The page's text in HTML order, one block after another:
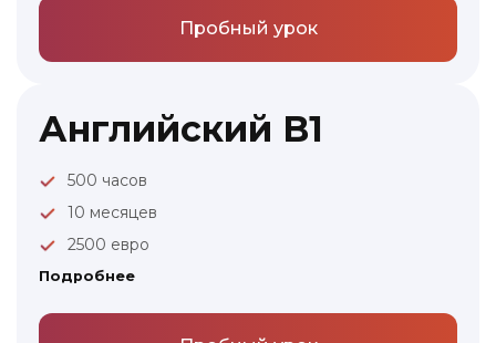
Пробный урок
Английский B1
500 часов
10 месяцев
2500 евро
Подробнее